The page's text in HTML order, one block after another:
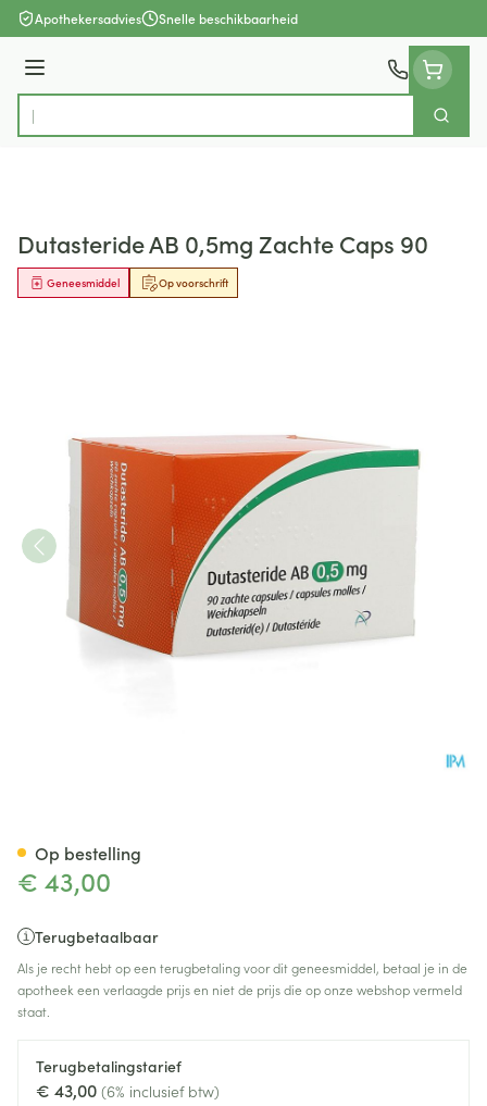
Ga naar de inhoud
Apothekersadvies Snelle beschikbaarheid
Menu
Product, merk, categorie...
Zoek
Dutasteride AB 0,5mg Zachte Caps 90
Op voorschrift
Geneesmiddel
€ 43,00
Terugbetaalbaar
Als je recht hebt op een terugbetaling voor dit geneesmiddel, betaal je in de
apotheek een verlaagde prijs en niet de prijs die op onze webshop vermeld
staat.
Terugbetalingstarief
€ 43,00 (6% inclusief btw)
Op bestelling